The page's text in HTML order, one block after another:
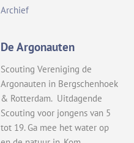
Archief
De Argonauten
Scouting Vereniging de
Argonauten in Bergschenhoek
& Rotterdam. Uitdagende
Scouting voor jongens van 5
tot 19. Ga mee het water op